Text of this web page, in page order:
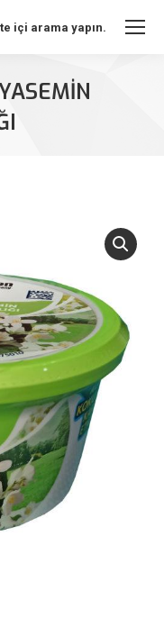
içi arama yapın.